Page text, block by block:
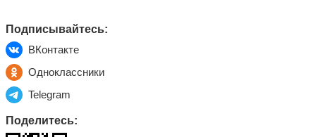
Подписывайтесь:
ВКонтакте
Одноклассники
Telegram
Поделитесь: